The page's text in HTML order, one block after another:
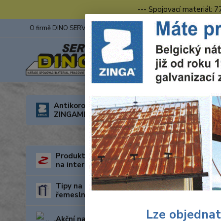
--- Spojovací materiál:
O firmě DINO SERVIS s.r.o. ZINGA Fotogalerie z výstav
Antikorozní nátěry
ZINGAMETALL
Produkty za nejnižší cenu
na internetu
Tipy na dárky pro kutily a
řemeslníky
Akční nabídka
Úvod
1/2"
Lze